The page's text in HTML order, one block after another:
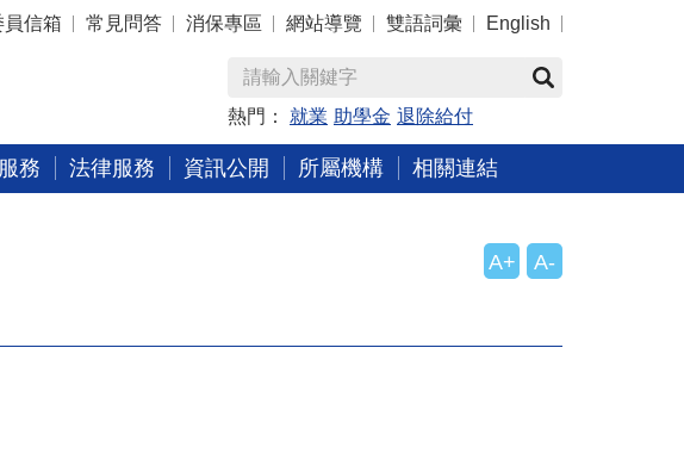
員信箱 常見問答 消保專區 網站導覽 雙語詞彙 English
熱門： 就業 助學金 退除給付
務 法律服務 資訊公開 所屬機構 相關連結
A+ A-